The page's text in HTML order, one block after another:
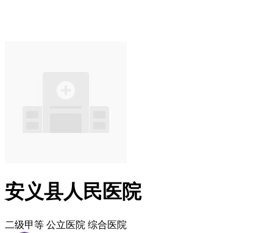
安义县人民医院
二级甲等 公立医院 综合医院